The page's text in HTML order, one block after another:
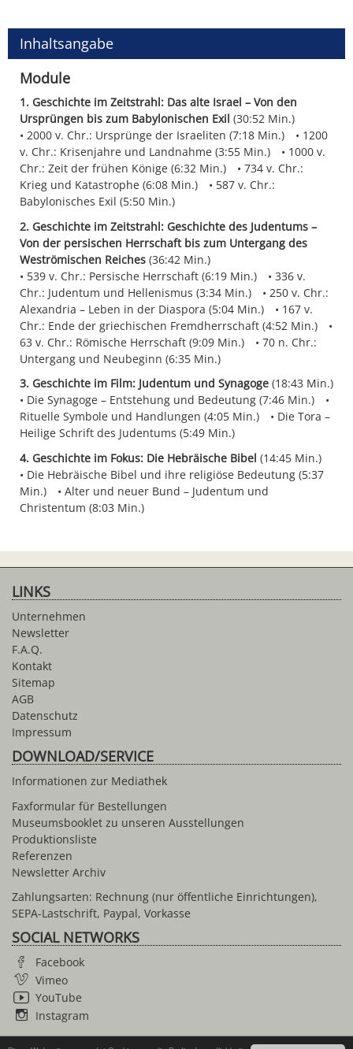
Inhaltsangabe
Module
1. Geschichte im Zeitstrahl: Das alte Israel – Von den
Ursprüngen bis zum Babylonischen Exil (30:52 Min.)
2000 v. Chr.: Ursprünge der Israeliten (7:18 Min.)
1200
v. Chr.: Krisenjahre und Landnahme (3:55 Min.)
1000 v.
Chr.: Zeit der frühen Könige (6:32 Min.)
734 v. Chr.:
Krieg und Katastrophe (6:08 Min.)
587 v. Chr.:
Babylonisches Exil (5:50 Min.)
2. Geschichte im Zeitstrahl: Geschichte des Judentums –
Von der persischen Herrschaft bis zum Untergang des
Weströmischen Reiches (36:42 Min.)
539 v. Chr.: Persische Herrschaft (6:19 Min.)
336 v.
Chr.: Judentum und Hellenismus (3:34 Min.)
250 v. Chr.:
Alexandria – Leben in der Diaspora (5:04 Min.)
167 v.
Chr.: Ende der griechischen Fremdherrschaft (4:52 Min.)
63 v. Chr.: Römische Herrschaft (9:09 Min.)
70 n. Chr.:
Untergang und Neubeginn (6:35 Min.)
3. Geschichte im Film: Judentum und Synagoge (18:43 Min.)
Die Synagoge – Entstehung und Bedeutung (7:46 Min.)
Rituelle Symbole und Handlungen (4:05 Min.)
Die Tora –
Heilige Schrift des Judentums (5:49 Min.)
4. Geschichte im Fokus: Die Hebräische Bibel (14:45 Min.)
Die Hebräische Bibel und ihre religiöse Bedeutung (5:37
Min.)
Alter und neuer Bund – Judentum und
Christentum (8:03 Min.)
LINKS
Unternehmen
Newsletter
F.A.Q.
Kontakt
Sitemap
AGB
Datenschutz
Impressum
DOWNLOAD/SERVICE
Informationen zur Mediathek
Faxformular für Bestellungen
Museumsbooklet zu unseren Ausstellungen
Produktionsliste
Referenzen
Newsletter Archiv
Zahlungsarten: Rechnung (nur öffentliche Einrichtungen),
SEPA-Lastschrift, Paypal, Vorkasse
SOCIAL NETWORKS
Facebook
Vimeo
YouTube
Instagram